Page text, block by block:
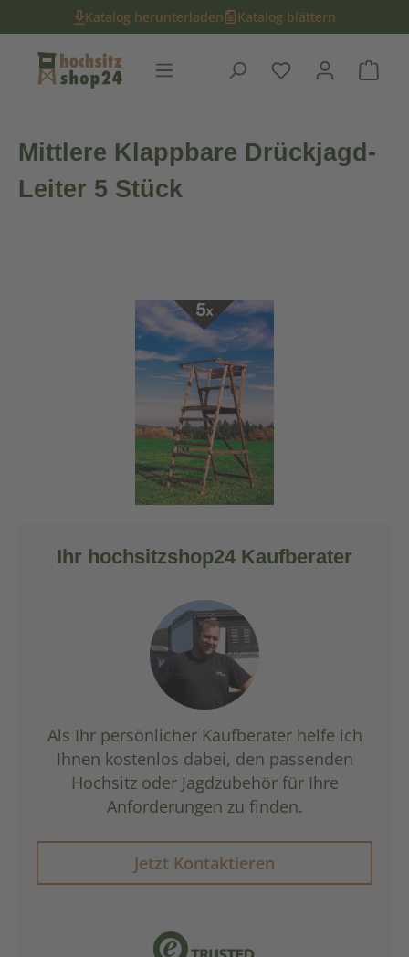
Katalog herunterladen Katalog blättern
Du hast 0
Mittlere Klappbare Drückjagd-
Leiter 5 Stück
Bildergalerie überspringen
Ihr hochsitzshop24 Kaufberater
Als Ihr persönlicher Kaufberater helfe ich
Ihnen kostenlos dabei, den passenden
Hochsitz oder Jagdzubehör für Ihre
Anforderungen zu finden.
Jetzt Kontaktieren